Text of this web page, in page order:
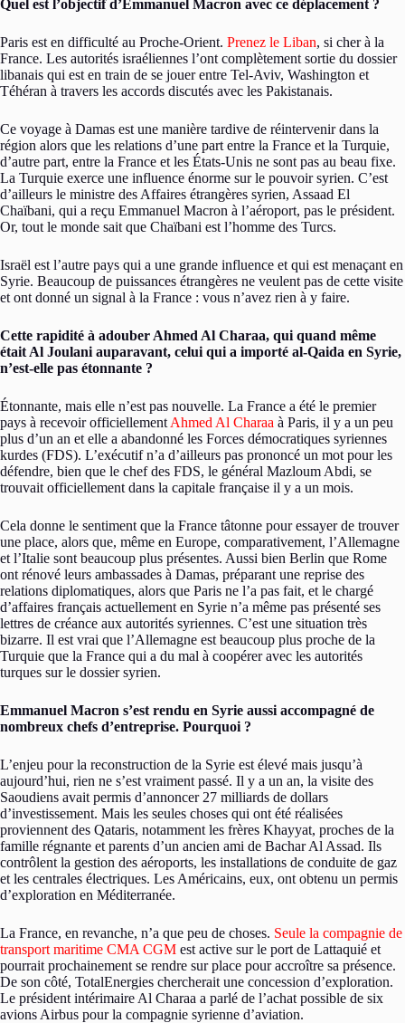
Quel est l’objectif d’Emmanuel Macron avec ce déplacement ?
Paris est en difficulté au Proche-Orient. Prenez le Liban, si cher à la
France. Les autorités israéliennes l’ont complètement sortie du dossier
libanais qui est en train de se jouer entre Tel-Aviv, Washington et
Téhéran à travers les accords discutés avec les Pakistanais.
Ce voyage à Damas est une manière tardive de réintervenir dans la
région alors que les relations d’une part entre la France et la Turquie,
d’autre part, entre la France et les États-Unis ne sont pas au beau fixe.
La Turquie exerce une influence énorme sur le pouvoir syrien. C’est
d’ailleurs le ministre des Affaires étrangères syrien, Assaad El
Chaïbani, qui a reçu Emmanuel Macron à l’aéroport, pas le président.
Or, tout le monde sait que Chaïbani est l’homme des Turcs.
Israël est l’autre pays qui a une grande influence et qui est menaçant en
Syrie. Beaucoup de puissances étrangères ne veulent pas de cette visite
et ont donné un signal à la France : vous n’avez rien à y faire.
Cette rapidité à adouber Ahmed Al Charaa, qui quand même
était Al Joulani auparavant, celui qui a importé al-Qaida en Syrie,
n’est-elle pas étonnante ?
Étonnante, mais elle n’est pas nouvelle. La France a été le premier
pays à recevoir officiellement Ahmed Al Charaa à Paris, il y a un peu
plus d’un an et elle a abandonné les Forces démocratiques syriennes
kurdes (FDS). L’exécutif n’a d’ailleurs pas prononcé un mot pour les
défendre, bien que le chef des FDS, le général Mazloum Abdi, se
trouvait officiellement dans la capitale française il y a un mois.
Cela donne le sentiment que la France tâtonne pour essayer de trouver
une place, alors que, même en Europe, comparativement, l’Allemagne
et l’Italie sont beaucoup plus présentes. Aussi bien Berlin que Rome
ont rénové leurs ambassades à Damas, préparant une reprise des
relations diplomatiques, alors que Paris ne l’a pas fait, et le chargé
d’affaires français actuellement en Syrie n’a même pas présenté ses
lettres de créance aux autorités syriennes. C’est une situation très
bizarre. Il est vrai que l’Allemagne est beaucoup plus proche de la
Turquie que la France qui a du mal à coopérer avec les autorités
turques sur le dossier syrien.
Emmanuel Macron s’est rendu en Syrie aussi accompagné de
nombreux chefs d’entreprise. Pourquoi ?
L’enjeu pour la reconstruction de la Syrie est élevé mais jusqu’à
aujourd’hui, rien ne s’est vraiment passé. Il y a un an, la visite des
Saoudiens avait permis d’annoncer 27 milliards de dollars
d’investissement. Mais les seules choses qui ont été réalisées
proviennent des Qataris, notamment les frères Khayyat, proches de la
famille régnante et parents d’un ancien ami de Bachar Al Assad. Ils
contrôlent la gestion des aéroports, les installations de conduite de gaz
et les centrales électriques. Les Américains, eux, ont obtenu un permis
d’exploration en Méditerranée.
La France, en revanche, n’a que peu de choses. Seule la compagnie de
transport maritime CMA CGM est active sur le port de Lattaquié et
pourrait prochainement se rendre sur place pour accroître sa présence.
De son côté, TotalEnergies chercherait une concession d’exploration.
Le président intérimaire Al Charaa a parlé de l’achat possible de six
avions Airbus pour la compagnie syrienne d’aviation.